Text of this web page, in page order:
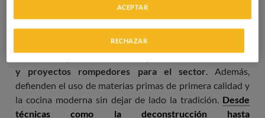
Se caracteriza por el uso de la vanguardia y la
creatividad y la constante búsqueda de nuevas recetas
y proyectos rompedores para el sector . Además,
defienden el uso de materias primas de primera calidad y
la cocina moderna sin dejar de lado la tradición. Desde
técnicas como la deconstrucción hasta
RECHAZAR
ACEPTAR